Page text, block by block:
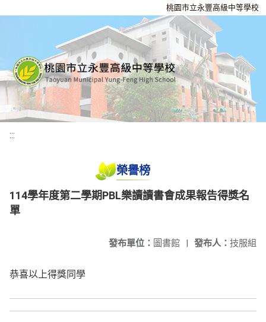
桃園市立永豐高級中等學校
:::
榮譽榜
114學年度第二學期PBL樂讀讀書會成果報告得獎名
單
發布人： 技服組
發布單位： 圖書館 |
恭喜以上得獎同學